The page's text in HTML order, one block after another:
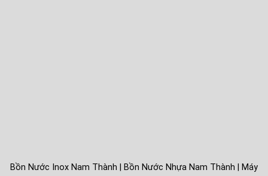
Bồn Nước Inox Nam Thành | Bồn Nước Nhựa Nam Thành | Máy